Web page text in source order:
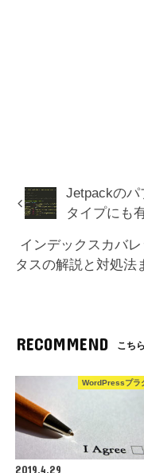
Jetpackのパ
タイプにも
インデックスカバ
タスの解説と対処法
RECOMMEND こち
WordPressプラ
2019.4.29